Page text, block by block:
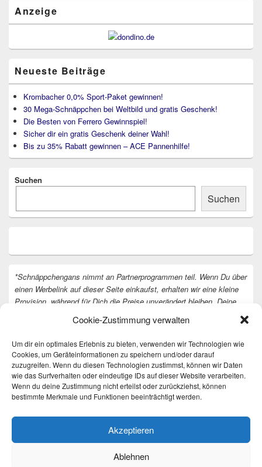
Cookie-Zustimmung verwalten
Um dir ein optimales Erlebnis zu bieten, verwenden wir Technologien wie
Cookies, um Geräteinformationen zu speichern und/oder darauf
zuzugreifen. Wenn du diesen Technologien zustimmst, können wir Daten
wie das Surfverhalten oder eindeutige IDs auf dieser Website verarbeiten.
Wenn du deine Zustimmung nicht erteilst oder zurückziehst, können
bestimmte Merkmale und Funktionen beeinträchtigt werden.
Akzeptieren
Ablehnen
Anzeige
Neueste Beiträge
Krombacher 0,0% Sport-Paket gewinnen!
30 Mega-Schnäppchen bei Weltbild und gratis Geschenk!
Die Besten von Ferrero Gewinnspiel!
Sicher dir ein gratis Geschenk deiner Wahl!
Bis zu 35% Rabatt gewinnen – ACE Pannenhilfe!
Suchen
Suchen
*Schnäppchengans nimmt an Partnerprogrammen teil. Wenn Du über
einen Werbelink auf dieser Seite einkaufst, erhalten wir eine kleine
Provision, während für Dich die Preise unverändert bleiben. Deine
Vielen Dank dafür!